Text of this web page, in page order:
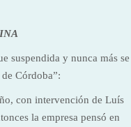
suspendida y nunca más se
Córdoba”:
con intervención de Luís
la empresa pensó en